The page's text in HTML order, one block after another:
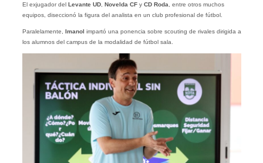
El exjugador del Levante UD, Novelda CF y CD Roda , entre otros muchos
equipos, diseccionó la figura del analista en un club profesional de fútbol.
Paralelamente, Imanol impartó una ponencia sobre scouting de rivales dirigida a
los alumnos del campus de la modalidad de fútbol sala.